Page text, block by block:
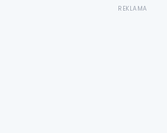
REKLAMA